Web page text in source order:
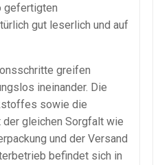
gefertigten
gut leserlich und auf
greifen
ineinander. Die
sowie die
gleichen Sorgfalt wie
und der Versand
befindet sich in